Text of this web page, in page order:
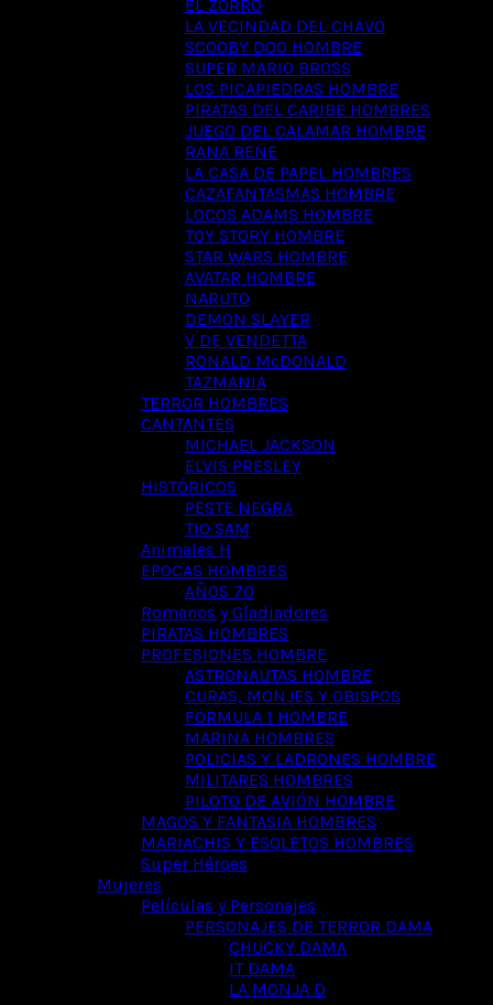
EL ZORRO
LA VECINDAD DEL CHAVO
SCOOBY DOO HOMBRE
SUPER MARIO BROSS
LOS PICAPIEDRAS HOMBRE
PIRATAS DEL CARIBE HOMBRES
JUEGO DEL CALAMAR HOMBRE
RANA RENE
LA CASA DE PAPEL HOMBRES
CAZAFANTASMAS HOMBRE
LOCOS ADAMS HOMBRE
TOY STORY HOMBRE
STAR WARS HOMBRE
AVATAR HOMBRE
NARUTO
DEMON SLAYER
V DE VENDETTA
RONALD McDONALD
TAZMANIA
TERROR HOMBRES
CANTANTES
MICHAEL JACKSON
ELVIS PRESLEY
HISTÓRICOS
PESTE NEGRA
TIO SAM
Animales H
EPOCAS HOMBRES
AÑOS 70
Romanos y Gladiadores
PIRATAS HOMBRES
PROFESIONES HOMBRE
ASTRONAUTAS HOMBRE
CURAS, MONJES Y OBISPOS
FORMULA 1 HOMBRE
MARINA HOMBRES
POLICIAS Y LADRONES HOMBRE
MILITARES HOMBRES
PILOTO DE AVIÓN HOMBRE
MAGOS Y FANTASIA HOMBRES
MARIACHIS Y ESQLETOS HOMBRES
Super Héroes
Mujeres
Películas y Personajes
PERSONAJES DE TERROR DAMA
CHUCKY DAMA
IT DAMA
LA MONJA D